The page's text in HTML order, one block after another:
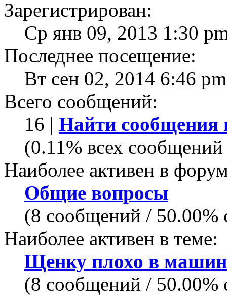
Зарегистрирован:
Ср янв 09, 2013 1:30
Последнее посещение:
Вт сен 02, 2014 6:46 pm
Всего сообщений:
16 | Найти сообщения
(0.11% всех
Наиболее активен в
Общие вопросы
(8 сообщений / 50.00%
Наиболее активен в теме:
Щенку плохо в
(8 сообщений / 50.00%